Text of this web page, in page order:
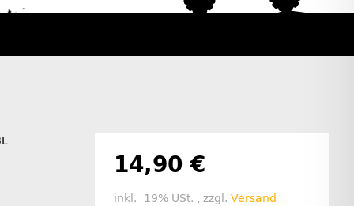
14,90 €
inkl. 19% USt. , zzgl. Versand